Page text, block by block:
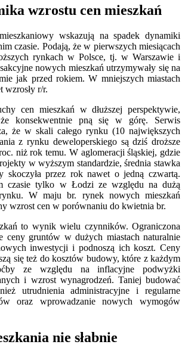
wzrostu cen mieszkań
wskazują na spadek dynamiki
czasie. Podają, że w pierwszych miesiącach
rynkach w Polsce, tj. w Warszawie i
nowych mieszkań utrzymywały się na
jak przed rokiem. W mniejszych miastach
wzrosły r/r.
cen mieszkań w dłuższej perspektywie,
konsekwentnie pną się w górę. Serwis
że w skali całego rynku (10 największych
z rynku deweloperskiego są dziś droższe
niż rok temu. W aglomeracji śląskiej, gdzie
w wyższym standardzie, średnia stawka
skoczyła przez rok nawet o jedną czwartą.
czasie tylko w Łodzi ze względu na dużą
W maju br. rynek nowych mieszkań
wzrost cen w porównaniu do kwietnia br.
to wynik wielu czynników. Ograniczona
ceny gruntów w dużych miastach naturalnie
inwestycji i podnoszą ich koszt. Ceny
się też do kosztów budowy, które z każdym
ze względu na inflacyjne podwyżki
i wzrost wynagrodzeń. Taniej budować
utrudnienia administracyjne i regularne
oraz wprowadzanie nowych wymogów
nie słabnie